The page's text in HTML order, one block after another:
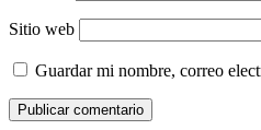
Sitio web
Guardar mi nombre, correo